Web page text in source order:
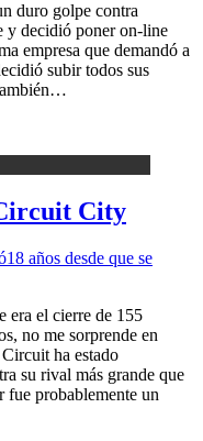
duro golpe contra
y decidió poner on-line
empresa que demandó a
subir todos sus
City
18 años desde que se
era el cierre de 155
no me sorprende en
ha estado
su rival más grande que
fue probablemente un